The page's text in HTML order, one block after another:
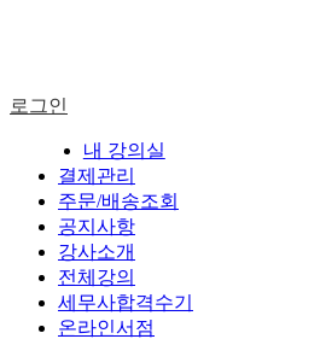
로그인
로그인 내 강의실
결제관리
주문/배송조회
공지사항
강사소개
전체강의
세무사합격수기
온라인서점